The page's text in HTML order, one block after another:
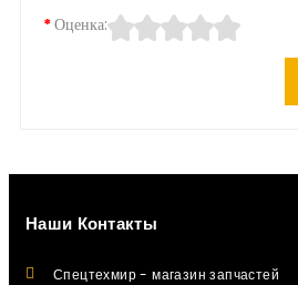
Оценка:
Наши Контакты
Спецтехмир - магазин запчастей